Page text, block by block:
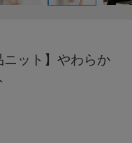
ニット】やわらか